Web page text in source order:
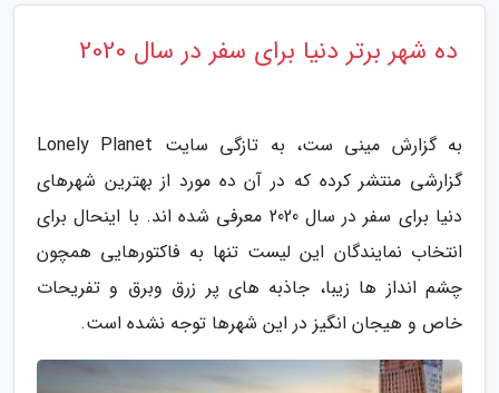
ده شهر برتر دنیا برای سفر در سال 2020
به گزارش مینی ست، به تازگی سایت Lonely Planet
گزارشی منتشر کرده که در آن ده مورد از بهترین شهرهای
دنیا برای سفر در سال 2020 معرفی شده اند. با اینحال برای
انتخاب نمایندگان این لیست تنها به فاکتورهایی همچون
چشم انداز ها زیبا، جاذبه های پر زرق وبرق و تفریحات
خاص و هیجان انگیز در این شهرها توجه نشده است.